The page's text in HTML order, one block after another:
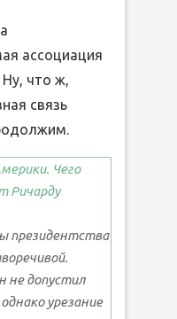
ассоциация
что ж,
связь
Чего
Ричарду
президентства
не допустил
урезание